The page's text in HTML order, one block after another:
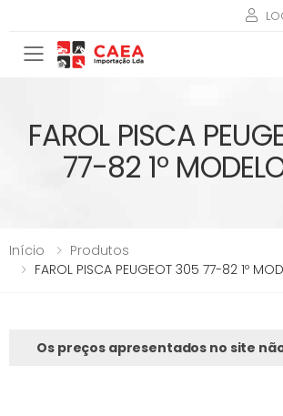
Toggle mobile menu
FAROL PISCA
77-82 1º
Início
Produtos
FAROL PISCA PEUGEOT 305 77-82 1º
Os preços apresentados no site